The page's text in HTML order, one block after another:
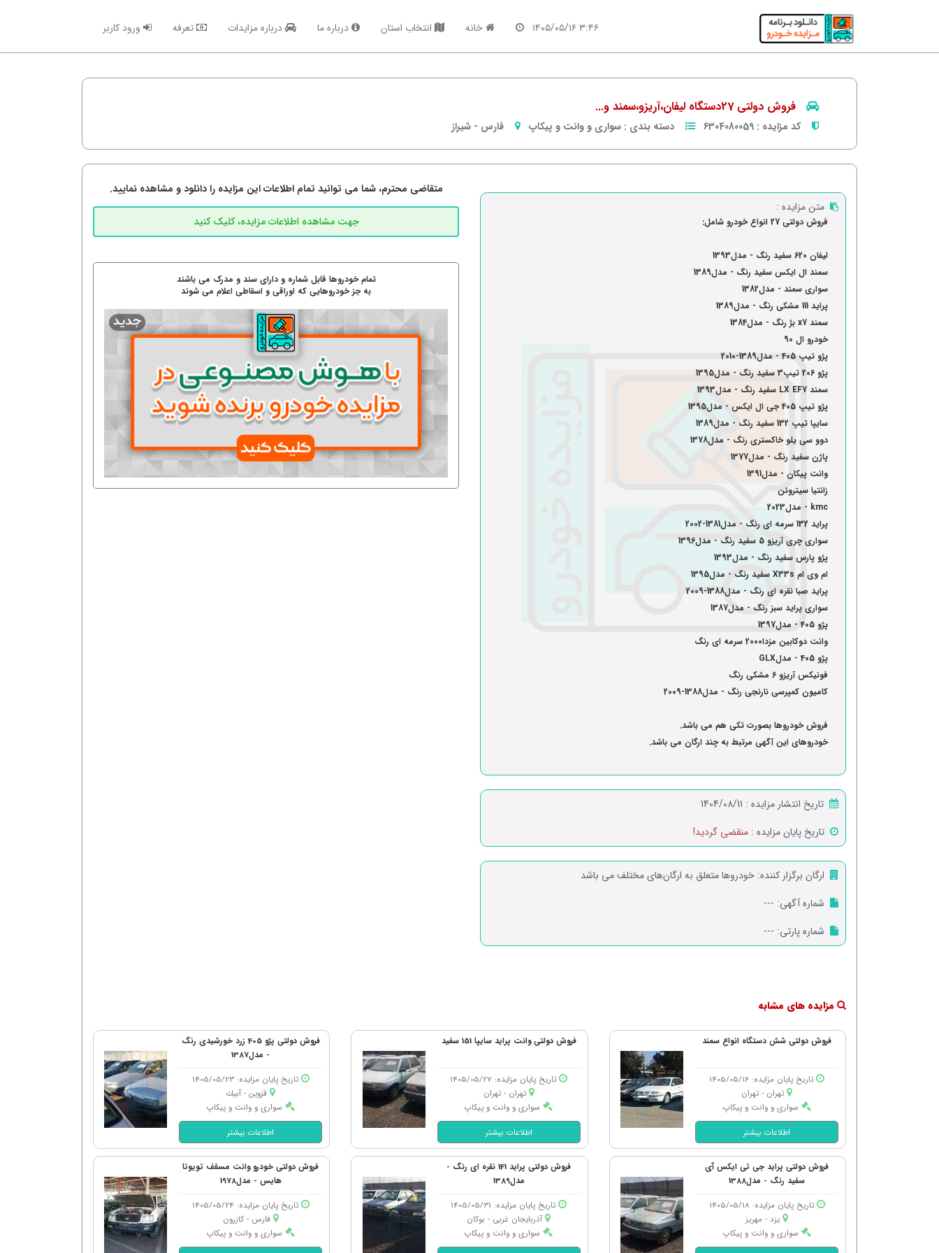
۳:۴۶ ۱۴۰۵/۰۵/۱۶ خانه انتخاب استان درباره ما درباره مزایدات تعرفه ورود کاربر
فروش دولتی 27دستگاه لیفان،آریزو،سمند و...
کد مزایده : 6304080059 دسته بندی : سواری و وانت و پیکاپ فارس - شیراز
متن مزایده :
فروش دولتی 27 انواع خودرو شامل:
لیفان 620 سفید رنگ - مدل1393
سمند ال ایکس سفید رنگ - مدل1389
سواری سمند - مدل1382
پراید 111 مشکی رنگ - مدل1389
سمند x7 بژ رنگ - مدل1384
خودرو ال 90
پژو تیپ 405 - مدل1389-2010
پژو 206 تیپ3 سفید رنگ - مدل1395
سمند LX EF7 سفید رنگ - مدل1393
پژو تیپ 405 جی ال ایکس - مدل1395
سایپا تیپ 132 سفید رنگ - مدل1389
دوو سی یلو خاکستری رنگ - مدل1378
پاژن سفید رنگ - مدل1377
وانت پیکان - مدل1391
زانتیا سیتروئن
kmc - مدل2023
پراید 132 سرمه ای رنگ - مدل1381-2002
سواری چری آریزو 5 سفید رنگ - مدل1396
پژو پارس سفید رنگ - مدل1393
ام وی ام X33s سفید رنگ - مدل1395
پراید صبا نقره ای رنگ - مدل1388-2009
سواری پراید سبز رنگ - مدل1387
پژو 405 - مدل1397
وانت دوکابین مزدا2000 سرمه ای رنگ
پژو 405 - مدلGLX
فونیکس آریزو 6 مشکی رنگ
کامیون کمپرسی نارنجی رنگ - مدل1388-2009
فروش خودروها بصورت تکی هم می باشد.
خودروهای این آگهی مرتبط به چند ارگان می باشد.
تاریخ انتشار مزایده : 1404/08/11
تاریخ پایان مزایده : منقضی گردید!
ارگان برگزار کننده: خودروها متعلق به ارگان‌های مختلف می باشد
شماره آگهی: ---
شماره پارتی: ---
متقاضی محترم، شما می توانید تمام اطلاعات این مزایده را دانلود و مشاهده نمایید.
تمام خودروها قابل شماره و دارای سند و مدرک می باشند
به جز خودروهایی که اوراقی و اسقاطی اعلام می شوند
مزایده های مشابه
فروش دولتی شش دستگاه انواع سمند
تاریخ پایان مزایده: 1405/05/16
تهران - تهران
سواری و وانت و پیکاپ
اطلاعات بیشتر
فروش دولتی وانت پراید سایپا 151 سفید
تاریخ پایان مزایده: 1405/05/27
تهران - تهران
سواری و وانت و پیکاپ
اطلاعات بیشتر
فروش دولتی پژو 405 زرد خورشیدی رنگ
- مدل1387
تاریخ پایان مزایده: 1405/05/23
قزوین - آبیك
سواری و وانت و پیکاپ
اطلاعات بیشتر
فروش دولتی پراید جی تی ایکس آی
سفید رنگ - مدل1388
تاریخ پایان مزایده: 1405/05/18
یزد - مهریز
سواری و وانت و پیکاپ
فروش دولتی پراید 141 نقره ای رنگ -
مدل1389
تاریخ پایان مزایده: 1405/05/31
آذربایجان غربی - بوكان
سواری و وانت و پیکاپ
فروش دولتی خودرو وانت مسقف تویوتا
هایس - مدل1978
تاریخ پایان مزایده: 1405/05/24
فارس - كازرون
سواری و وانت و پیکاپ